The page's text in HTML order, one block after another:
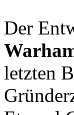
Der
letzten